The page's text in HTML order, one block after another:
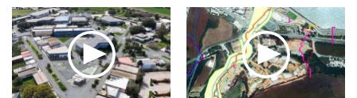
Οικονομική
Οικονομία
Real Estate
Επιχειρήσεις
Αφιερώματα
Πολιτική
Οικονομία
Γενικά